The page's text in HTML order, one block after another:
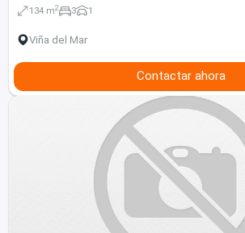
134 m2 3 1
Viña del Mar
Contactar ahora